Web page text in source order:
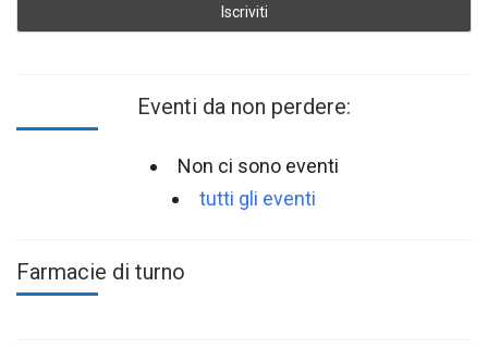
Eventi da non perdere:
Non ci sono eventi
tutti gli eventi
Farmacie di turno